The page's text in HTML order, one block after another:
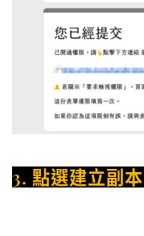
3. 點選建立副